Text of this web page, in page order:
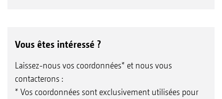
Vous êtes intéressé ?
Laissez-nous vos coordonnées* et nous vous
contacterons :
* Vos coordonnées sont exclusivement utilisées pour